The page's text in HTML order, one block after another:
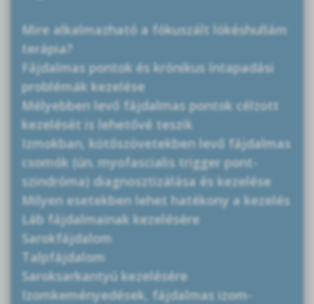
Mire alkalmazható a fókuszált lökéshullám
terápia?
Fájdalmas pontok és krónikus íntapadási
problémák kezelése
Mélyebben levő fájdalmas pontok célzott
kezelését is lehetővé teszik
Izmokban, kötőszövetekben levő fájdalmas
csomók (ún. myofascialis trigger pont-
szindróma) diagnosztizálása és kezelése
Milyen esetekben lehet hatékony a kezelés
Láb fájdalmainak kezelésére
Sarokfájdalom
Talpfájdalom
Saroksarkantyú kezelésére
Izomkeményedések, fájdalmas izom-